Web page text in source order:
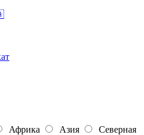
Африка Азия
Северная